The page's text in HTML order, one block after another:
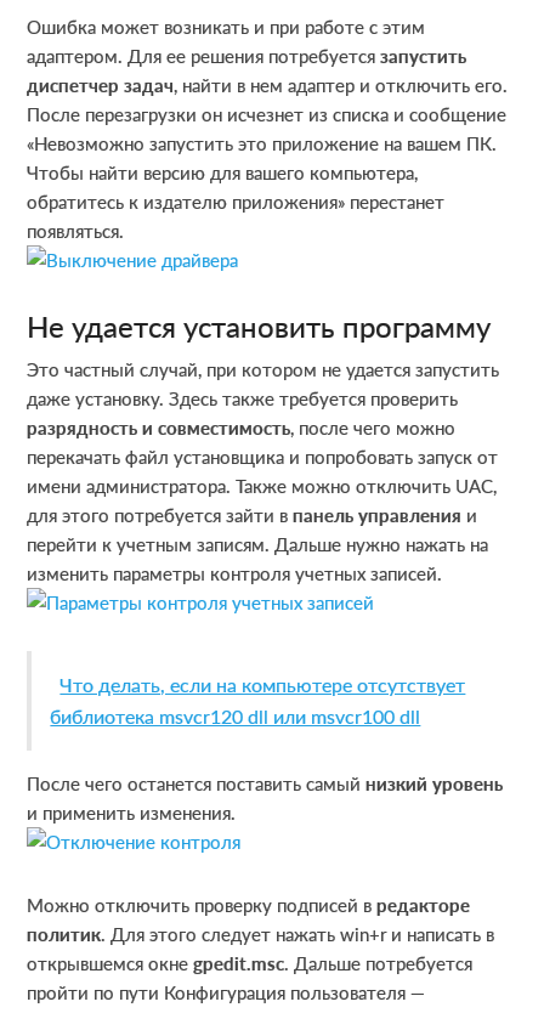
Ошибка может возникать и при работе с этим
адаптером. Для ее решения потребуетсязапустить
диспетчер задач, найти в нем адаптер и отключить его.
После перезагрузки он исчезнет из списка и сообщение
«Невозможно запустить это приложение на вашем ПК.
Чтобы найти версию для вашего компьютера,
обратитесь к издателю приложения» перестанет
появляться.
Не удается установить программу
Это частный случай, при котором не удается запустить
даже установку. Здесь также требуется проверить
разрядность и совместимость, после чего можно
перекачать файл установщика и попробовать запуск от
имени администратора. Также можно отключить UAC,
для этого потребуется зайти впанель управления и
перейти к учетным записям. Дальше нужно нажать на
изменить параметры контроля учетных записей.
Что делать, если на компьютере отсутствует
библиотека msvcr120 dll или msvcr100 dll
После чего останется поставить самыйнизкий уровень
и применить изменения.
Можно отключить проверку подписей вредакторе
политик. Для этого следует нажать win+r и написать в
открывшемся окнеgpedit.msc. Дальше потребуется
пройти по пути Конфигурация пользователя —